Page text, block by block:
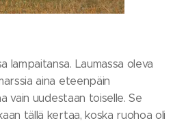
lampaitansa. Laumassa oleva
aina eteenpäin
vain uudestaan toiselle. Se
tällä kertaa, koska ruohoa oli